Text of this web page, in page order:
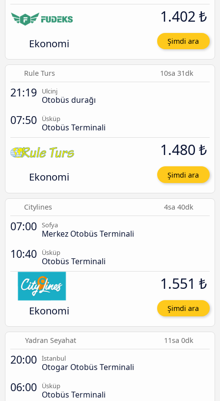
Ekonomi
1.402 ₺
Şimdi ara
Rule Turs 10sa 31dk
21:19 Ulcinj
Otobüs durağı
07:50 Üsküp
Otobüs Terminali
Ekonomi
1.480 ₺
Şimdi ara
Citylines 4sa 40dk
07:00 Sofya
Merkez Otobüs Terminali
10:40 Üsküp
Otobüs Terminali
Ekonomi
1.551 ₺
Şimdi ara
Yadran Seyahat 11sa 0dk
20:00 İstanbul
Otogar Otobüs Terminali
06:00 Üsküp
Otobüs Terminali